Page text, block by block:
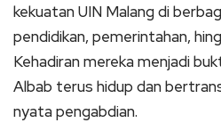
kekuatan UIN Malang di
pendidikan, pemerintahan,
Kehadiran mereka menjadi
Albab terus hidup dan
nyata pengabdian.